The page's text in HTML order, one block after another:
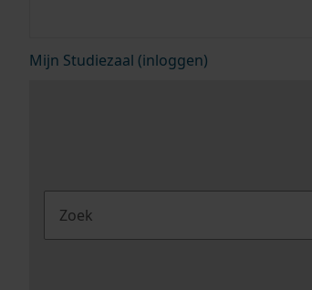
Mijn Studiezaal (inloggen)